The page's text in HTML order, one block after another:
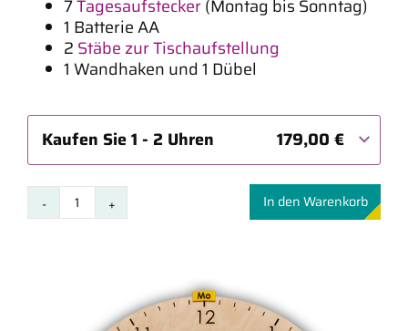
7Tagesaufstecker(Montag bis Sonntag)
1 Batterie AA
2 Stäbe zur Tischaufstellung
1 Wandhaken und 1 Dübel
Kaufen Sie 1 - 2 Uhren 179,00€
StruktUHR
In den Warenkorb